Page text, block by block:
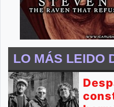
LO MÁS LEIDO